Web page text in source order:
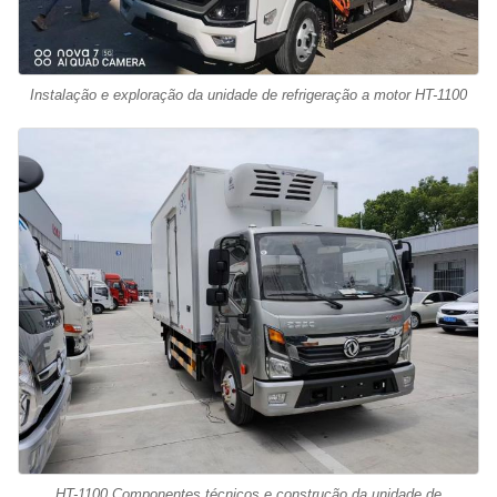
Instalação e exploração da unidade de refrigeração a motor HT-1100